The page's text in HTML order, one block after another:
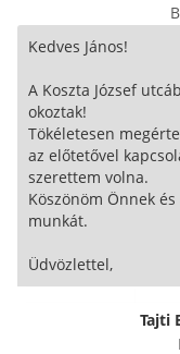
Kedves János!
A Koszta József
okoztak!
Tökéletesen
az előtetővel
szerettem volna.
Köszönöm Önnek
munkát.
Üdvözlettel,
Tajti